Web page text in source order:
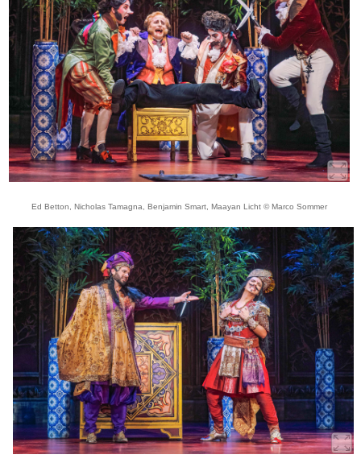
Ed Betton, Nicholas Tamagna, Benjamin Smart, Maayan Licht © Marco Sommer